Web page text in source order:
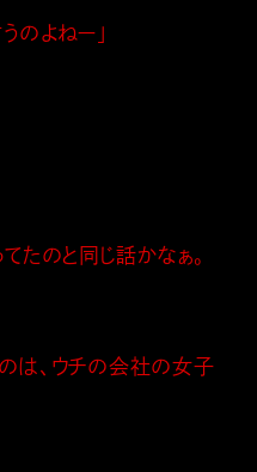
のよねー」
たのと同じ話かなぁ。
は、ウチの会社の女子